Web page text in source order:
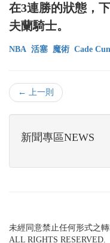
在3連勝的狀態，
夫蘭騎士。
NBA 活塞 魔術 Cade
← 上一則
新聞專區NEWS
未經同意禁止任何形式之
ALL RIGHTS